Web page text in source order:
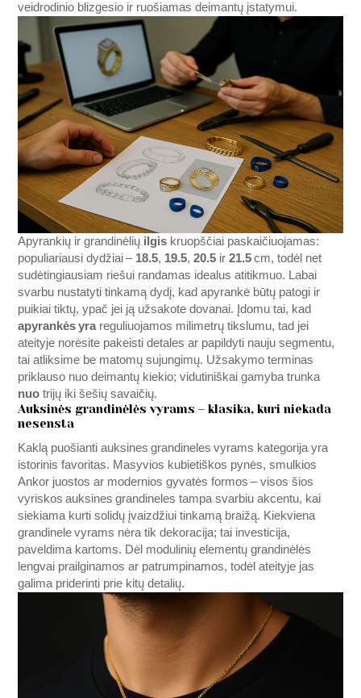
veidrodinio blizgesio ir ruošiamas deimantų įstatymui.
Apyrankių ir grandinėlių ilgis kruopščiai paskaičiuojamas:
populiariausi dydžiai – 18.5, 19.5,20.5 ir21.5cm, todėl net
sudėtingiausiam riešui randamas idealus atitikmuo. Labai
svarbu nustatyti tinkamą dydį, kad apyrankė būtų patogi ir
puikiai tiktų, ypač jei ją užsakote dovanai. Įdomu tai, kad
apyrankės yra reguliuojamos milimetrų tikslumu, tad jei
ateityje norėsite pakeisti detales ar papildyti nauju segmentu,
tai atliksime be matomų sujungimų. Užsakymo terminas
priklauso nuo deimantų kiekio; vidutiniškai gamyba trunka
nuo trijų iki šešių savaičių.
Auksinės grandinėlės vyrams – klasika, kuri niekada
nesensta
Kaklą puošianti auksines grandineles vyrams kategorija yra
istorinis favoritas. Masyvios kubietiškos pynės, smulkios
Ankor juostos ar modernios gyvatės formos – visos šios
vyriskos auksines grandineles tampa svarbiu akcentu, kai
siekiama kurti solidų įvaizdžiui tinkamą braižą. Kiekviena
grandinele vyrams nėra tik dekoracija; tai investicija,
paveldima kartoms. Dėl modulinių elementų grandinėlės
lengvai prailginamos ar patrumpinamos, todėl ateityje jas
galima priderinti prie kitų detalių.